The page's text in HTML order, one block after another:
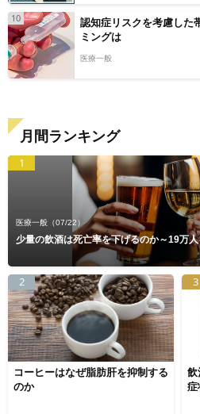
10
認知症リスクを考慮した
ミングは
医療一般
月間ランキング
1
医療一般 （07/22）
少量の飲酒は死亡率を下げるのか～19万
2
コーヒーはなぜ脂肪肝を抑制する
のか
3
飲
症